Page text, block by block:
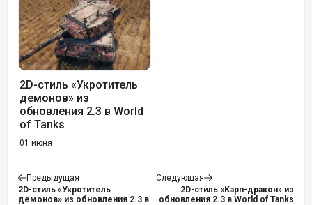
2D-стиль «Укротитель
демонов» из
обновления 2.3 в World
of Tanks
01 июня
Предыдущая
2D-стиль «Укротитель
демонов» из обновления 2.3 в
Следующая
2D-стиль «Карп-дракон» из
обновления 2.3 в World of Tanks